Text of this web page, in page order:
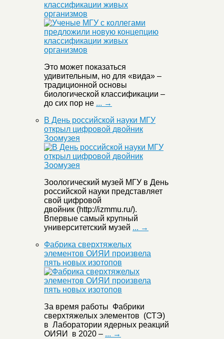
классификации живых
организмов
Это может показаться
удивительным, но для «вида» –
традиционной основы
биологической классификации –
до сих пор не ... →
В День российской науки МГУ
открыл цифровой двойник
Зоомузея
Зоологический музей МГУ в День
российской науки представляет
свой цифровой
двойник (http://izmmu.ru/).
Впервые самый крупный
университетский музей ... →
Фабрика сверхтяжелых
элементов ОИЯИ произвела
пять новых изотопов
За время работы Фабрики
сверхтяжелых элементов (СТЭ)
в Лаборатории ядерных реакций
ОИЯИ в 2020 – ... →